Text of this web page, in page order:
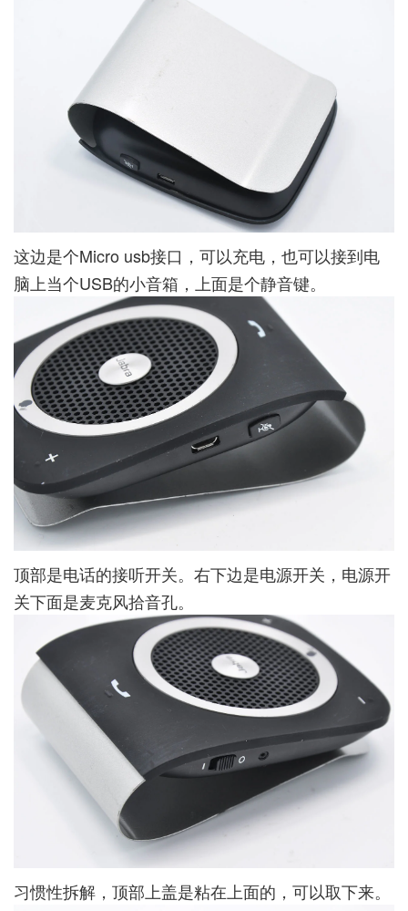
这边是个Micro usb接口，可以充电，也可以接到电
脑上当个USB的小音箱，上面是个静音键。
顶部是电话的接听开关。右下边是电源开关，电源开
关下面是麦克风拾音孔。
习惯性拆解，顶部上盖是粘在上面的，可以取下来。